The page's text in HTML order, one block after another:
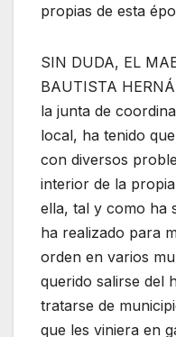
propias de esta
SIN DUDA, EL
BAUTISTA
la junta de
local, ha tenido
con diversos
interior de la
ella, tal y como ha
ha realizado para
orden en varios
querido salirse del
tratarse de
que les viniera en